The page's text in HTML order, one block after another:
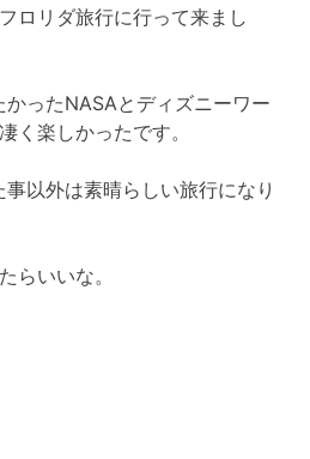
ロリダ旅行に行って来まし
かったNASAとディズニーワー
く楽しかったです。
以外は素晴らしい旅行になり
らいいな。